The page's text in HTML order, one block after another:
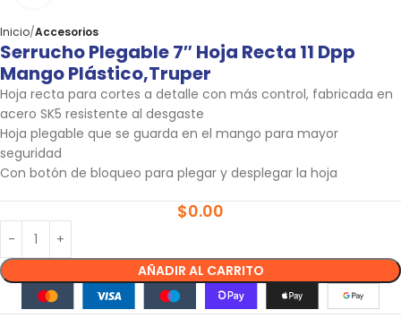
Inicio Accesorios
Serrucho Plegable 7″ Hoja Recta 11 Dpp
Mango Plástico,truper
Hoja recta para cortes a detalle con más control, fabricada en
acero SK5 resistente al desgaste
Hoja plegable que se guarda en el mango para mayor
seguridad
Con botón de bloqueo para plegar y desplegar la hoja
$0.00
AÑADIR AL CARRITO